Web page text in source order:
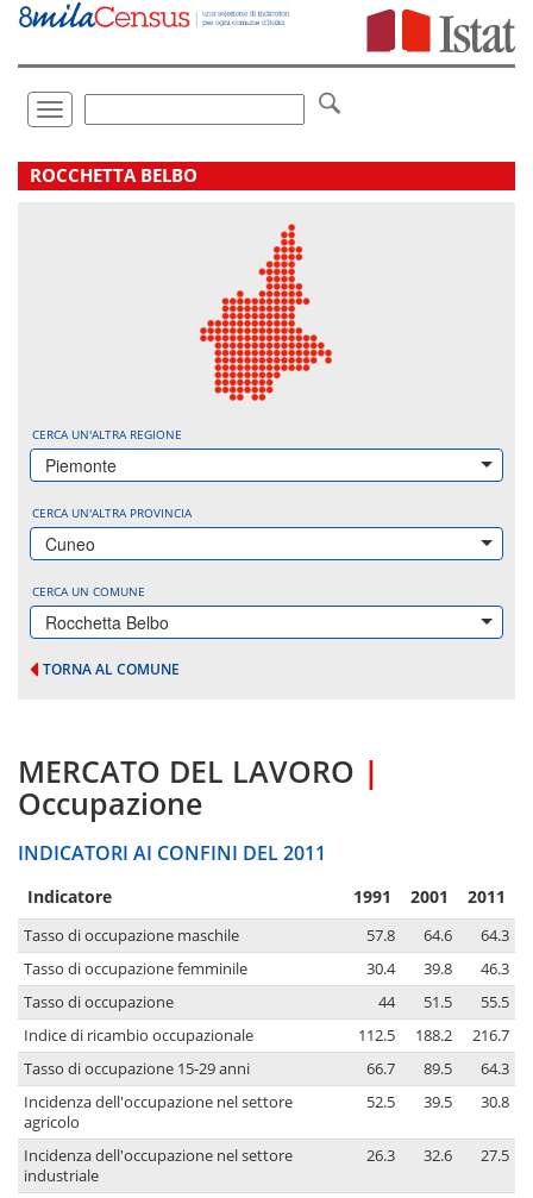
Vai
direttamente
Toggle
navigation
.
ROCCHETTA BELBO
CERCA UN'ALTRA REGIONE
Piemonte
CERCA UN'ALTRA PROVINCIA
Cuneo
CERCA UN COMUNE
Rocchetta Belbo
TORNA AL COMUNE
MERCATO DEL LAVORO |
Occupazione
INDICATORI AI CONFINI DEL 2011
Indicatore 1991 2001 2011
Tasso di occupazione maschile 57.8 64.6
64.3
Tasso di occupazione femminile
30.4 39.8
46.3
Tasso di occupazione
44 51.5
55.5
Indice di ricambio occupazionale
112.5 188.2
216.7
Tasso di occupazione 15-29 anni
66.7 89.5
64.3
Incidenza dell'occupazione nel settore
agricolo
52.5 39.5 30.8
Incidenza dell'occupazione nel settore
industriale
26.3 32.6 27.5